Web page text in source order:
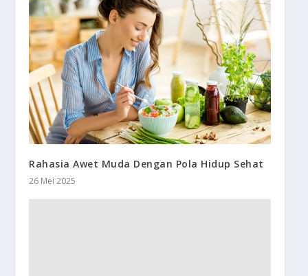
Rahasia Awet Muda Dengan Pola Hidup Sehat
26 Mei 2025